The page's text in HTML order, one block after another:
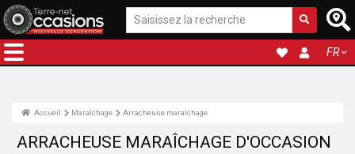
FR
Accueil Maraîchage Arracheuse maraîchage
ARRACHEUSE MARAÎCHAGE D'OCCASION